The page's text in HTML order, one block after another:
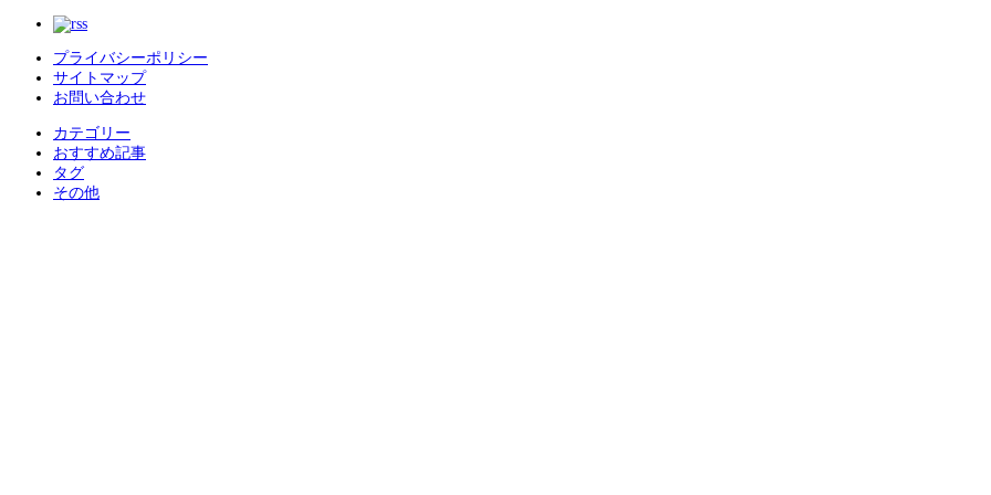
プライバシーポリシー
サイトマップ
お問い合わせ
カテゴリー
おすすめ記事
タグ
その他